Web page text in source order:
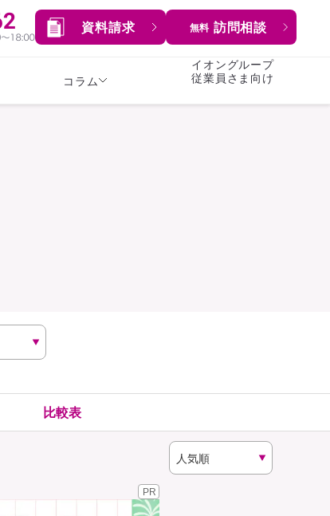
資料請求 無料 訪問相談
コラム
イオングループ
従業員さま向け
比較表
PR